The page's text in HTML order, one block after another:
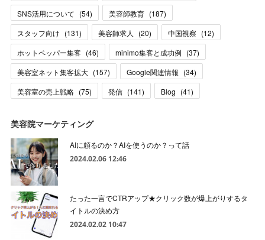
SNS活用について (54) 美容師教育 (187)
スタッフ向け (131) 美容師求人 (20) 中国視察 (12)
ホットペッパー集客 (46) minimo集客と成功例 (37)
美容室ネット集客拡大 (157) Google関連情報 (34)
美容室の売上戦略 (75) 発信 (141) Blog (41)
美容院マーケティング
AIに頼るのか？AIを使うのか？って話
2024.02.06 12:46
たった一言でCTRアップ★クリック数が爆上がりするタ
イトルの決め方
2024.02.02 10:47